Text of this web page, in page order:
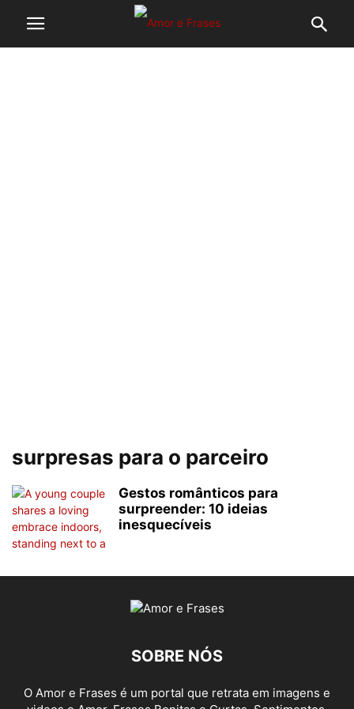
surpresas para o parceiro
Gestos românticos para
surpreender: 10 ideias
inesquecíveis
SOBRE NÓS
O Amor e Frases é um portal que retrata em imagens e